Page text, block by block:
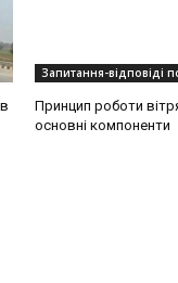
Запитання-відповіді
Принцип роботи
основні компоненти